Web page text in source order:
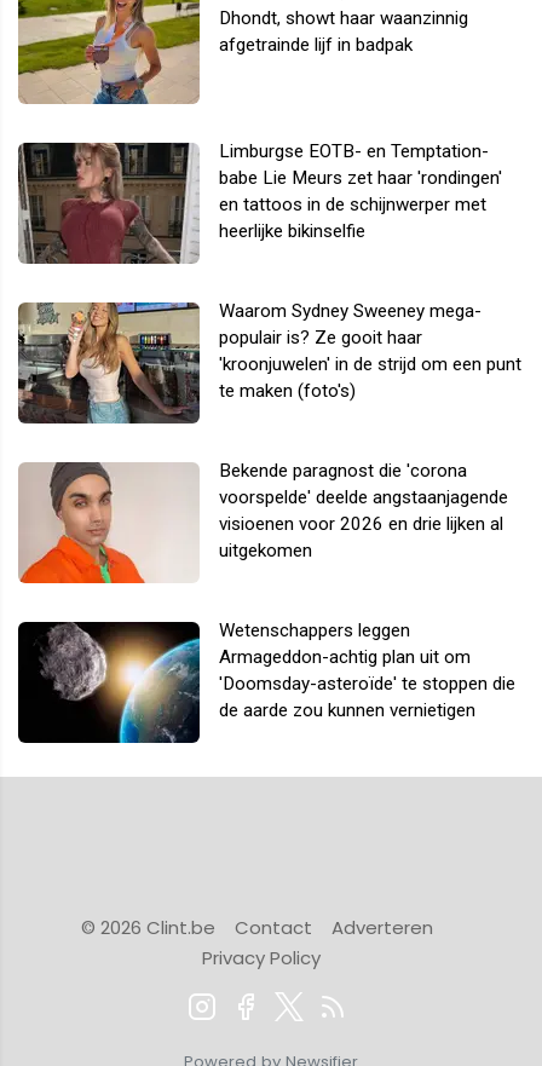
Dhondt, showt haar waanzinnig
afgetrainde lijf in badpak
Limburgse EOTB- en Temptation-
babe Lie Meurs zet haar 'rondingen'
en tattoos in de schijnwerper met
heerlijke bikinselfie
Waarom Sydney Sweeney mega-
populair is? Ze gooit haar
'kroonjuwelen' in de strijd om een punt
te maken (foto's)
Bekende paragnost die 'corona
voorspelde' deelde angstaanjagende
visioenen voor 2026 en drie lijken al
uitgekomen
Wetenschappers leggen
Armageddon-achtig plan uit om
'Doomsday-asteroïde' te stoppen die
de aarde zou kunnen vernietigen
© 2026 Clint.be Contact
Adverteren
Privacy Policy